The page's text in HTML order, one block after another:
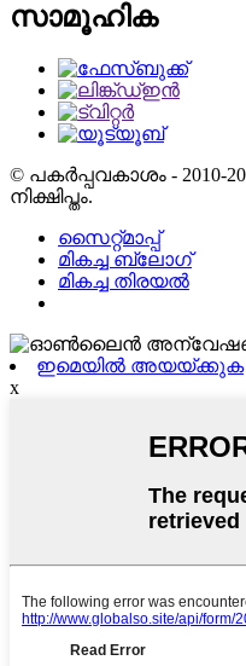
സാമൂഹിക
© പകർപ്പവകാശം -
നിക്ഷിപ്തം.
സൈറ്റ്മാപ്പ്
മികച്ച ബ്ലോഗ്
മികച്ച തിരയൽ
ഇമെയിൽ അയയ്ക്കുക
x